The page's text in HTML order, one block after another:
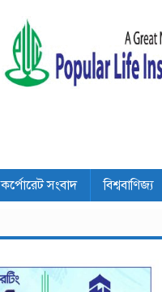
কর্পোরেট সংবাদ বিশ্ববাণিজ্য